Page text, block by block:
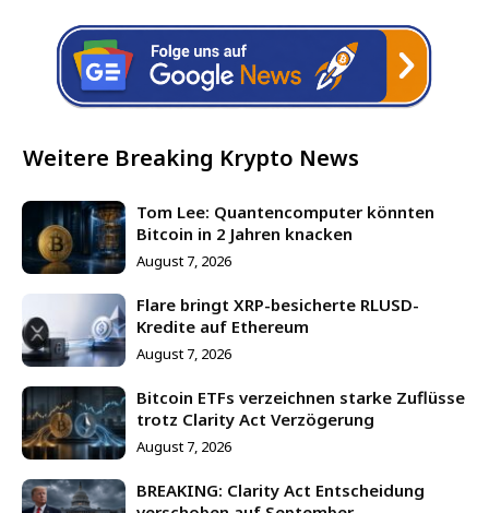
Weitere Breaking Krypto News
Tom Lee: Quantencomputer könnten
Bitcoin in 2 Jahren knacken
August 7, 2026
Flare bringt XRP-besicherte RLUSD-
Kredite auf Ethereum
August 7, 2026
Bitcoin ETFs verzeichnen starke Zuflüsse
trotz Clarity Act Verzögerung
August 7, 2026
BREAKING: Clarity Act Entscheidung